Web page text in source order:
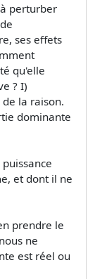
perturber
ses effets
qu'elle
? I)
la raison.
dominante
et dont il ne
prendre le
ne
est réel ou